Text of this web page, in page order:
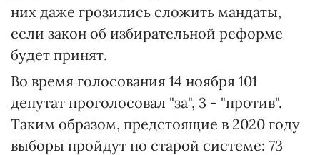
них даже грозились сложить мандаты,
если закон об избирательной реформе
будет принят.
Во время голосования 14 ноября 101
депутат проголосовал "за", 3 - "против".
Таким образом, предстоящие в 2020 году
выборы пройдут по старой системе: 73